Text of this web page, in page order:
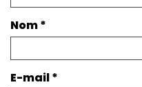
Nom*
E-mail*